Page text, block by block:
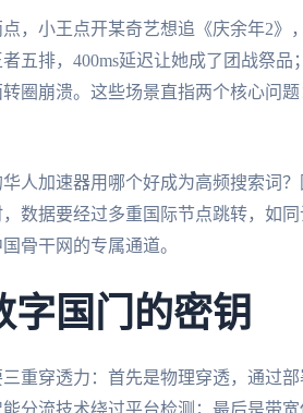
，小王点开某奇艺想追《庆余年2
五排，400ms延迟让她成了团战祭
圈崩溃。这些场景直指两个核心问
人加速器用哪个好成为高频搜索词
数据要经过多重国际节点跳转，如
骨干网的专属通道。
字国门的密钥
重穿透力：首先是物理穿透，通过
分流技术绕过平台检测；最后是带